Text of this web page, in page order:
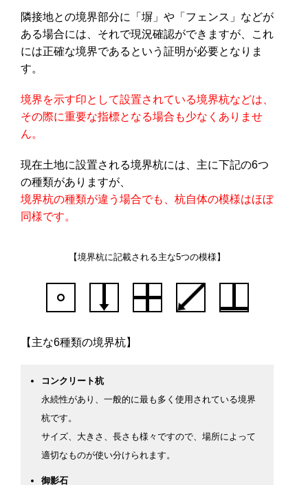
隣接地との境界部分に「塀」や「フェンス」などが
ある場合には、それで現況確認ができますが、これ
には正確な境界であるという証明が必要となりま
す。
境界を示す印として設置されている境界杭などは、
その際に重要な指標となる場合も少なくありませ
ん。
現在土地に設置される境界杭には、主に下記の6つ
の種類がありますが、
境界杭の種類が違う場合でも、杭自体の模様はほぼ
同様です。
【境界杭に記載される主な5つの模様】
【主な6種類の境界杭】
コンクリート杭
永続性があり、一般的に最も多く使用されている境界
杭です。
サイズ、大きさ、長さも様々ですので、場所によって
適切なものが使い分けられます。
御影石